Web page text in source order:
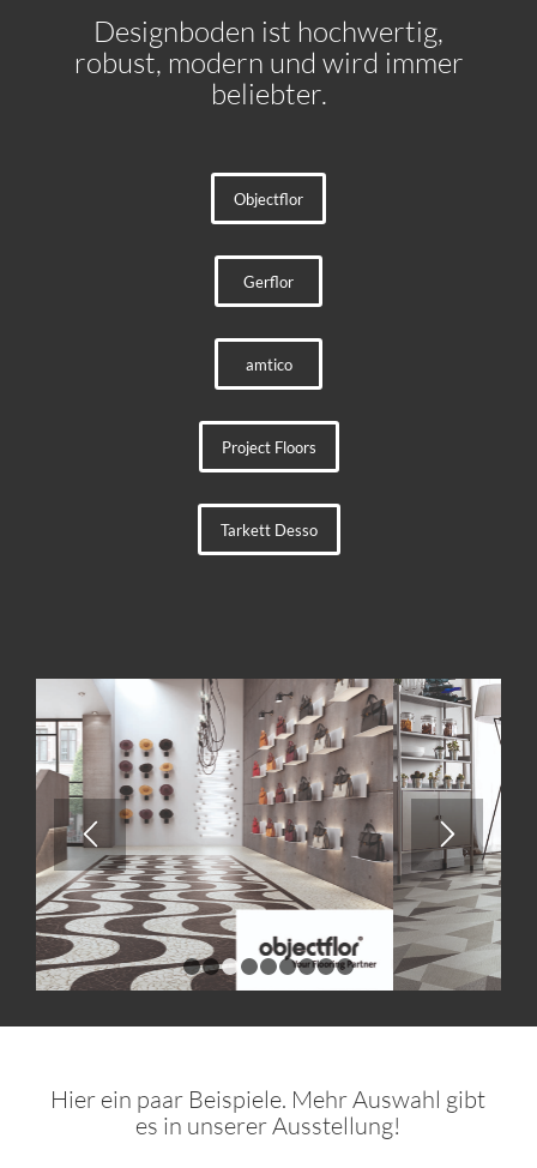
Designboden ist hochwertig,
robust, modern und wird immer
beliebter.
Objectflor
Gerflor
amtico
Project Floors
Tarkett Desso
1 2 5 6 7 8 9
Hier ein paar Beispiele. Mehr Auswahl gibt
es in unserer Ausstellung!